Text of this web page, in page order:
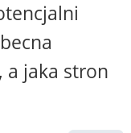
a jaka stron